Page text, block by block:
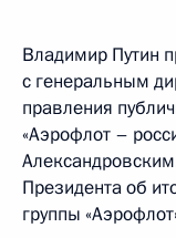
Владимир Путин
с генеральным
правления
«Аэрофлот –
Президента об
группы